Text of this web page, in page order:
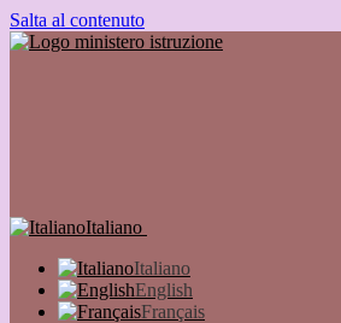
Salta al contenuto
Italiano
Italiano
English
Français